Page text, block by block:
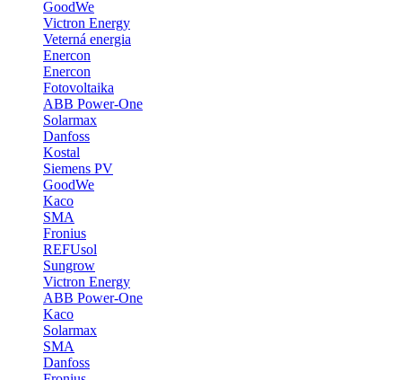
GoodWe
Victron Energy
Veterná energia
Enercon
Enercon
Fotovoltaika
ABB Power-One
Solarmax
Danfoss
Kostal
Siemens PV
GoodWe
Kaco
SMA
Fronius
REFUsol
Sungrow
Victron Energy
ABB Power-One
Kaco
Solarmax
SMA
Danfoss